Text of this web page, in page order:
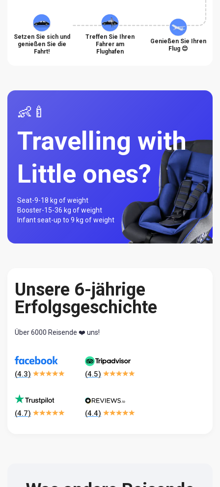
Setzen Sie sich und
genießen Sie die
Fahrt!
Treffen Sie Ihren
Fahrer am
Flughafen
Genießen Sie Ihren
Flug 😊
👶🍼
Travelling with
Little ones?
Seat-9-18 kg of weight
Booster-15-36 kg of weight
Infant seat-up to 9 kg of weight
Unsere 6-jährige
Erfolgsgeschichte
Über 6000 Reisende ❤️ uns!
(4.3) (4.5)
(4.7) (4.4)